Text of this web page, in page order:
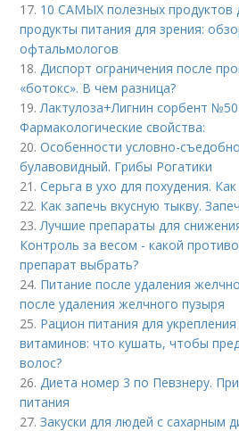
17. 10 САМЫХ полезных продуктов
продукты питания для зрения:
офтальмологов
18.Диспорт ограничения после
«ботокс». В чем разница?
19.Лактулоза+Лигнин сорбент
Фармакологические свойства:
20.Особенности условно-
булавовидный. Грибы Рогатики
21.Серьга в ухо для похудения.
22. Как запечь вкусную тыкву.
23.Лучшие препараты для
Контроль за весом - какой
препарат выбрать?
24. Питание после удаления
после удаления желчного пузыря
25. Рацион питания для
витаминов: что кушать, чтобы
волос?
26.Диета номер 3 по Певзнеру.
питания
27.Закуски для людей с сахарным